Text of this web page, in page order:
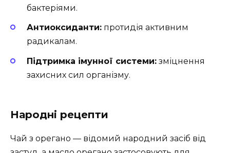
бактеріями.
Антиоксиданти: протидія активним
радикалам.
Підтримка імунної системи: зміцнення
захисних сил організму.
Народні рецепти
Чай з орегано — відомий народний засіб від